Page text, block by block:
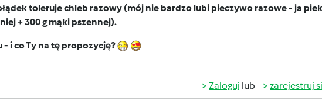
toleruje chleb razowy (mój nie bardzo lubi pieczywo razowe - ja
+ 300 g mąki pszennej).
- i co Ty na tę propozycję?
Zaloguj lub zarejestruj